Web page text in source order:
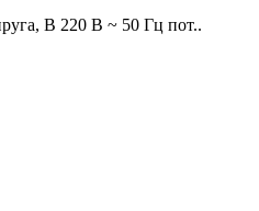
В 220 В ~ 50 Гц пот..